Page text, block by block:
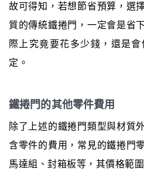
故可得知，若想節省預算，選
質的傳統鐵捲門，一定會是省
際上究竟要花多少錢，還是
定。
鐵捲門的其他零件費用
除了上述的鐵捲門類型與材質
含零件的費用，常見的鐵捲門
馬達組、封箱板等，其價格範